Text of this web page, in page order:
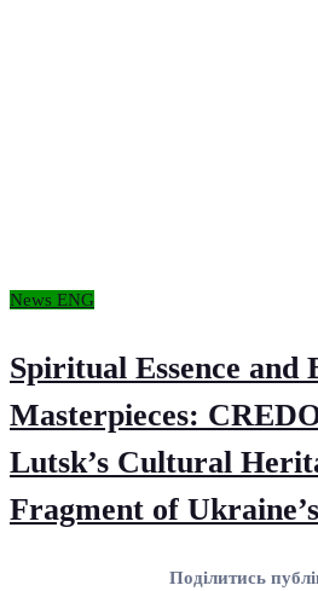
News ENG
Spiritual Essence and
Masterpieces:
Lutsk’s Cultural
Fragment of
Поділитись